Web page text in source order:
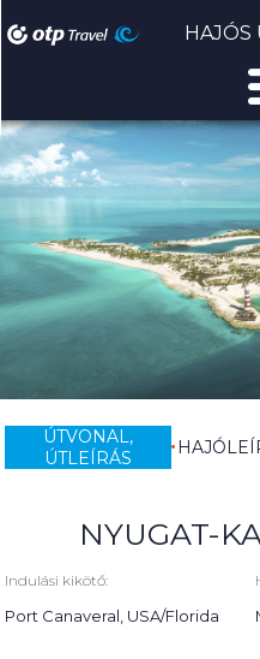
HAJÓS
ÚTVONAL,
ÚTLEÍRÁS
NYUGAT-
Indulási kikötő:
Port Canaveral, USA/Florida